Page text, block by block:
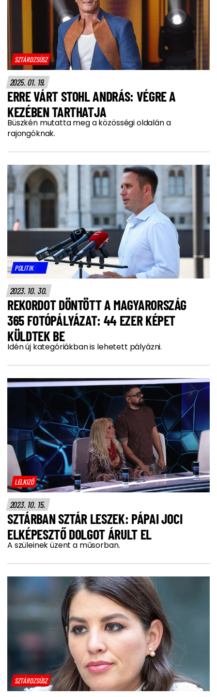
SZTÁRDZSÚSZ
2025. 01. 19.
ERRE VÁRT STOHL ANDRÁS: VÉGRE A
KEZÉBEN TARTHATJA
Büszkén mutatta meg a közösségi oldalán a
rajongóknak.
POLITIK
2023. 10. 30.
REKORDOT DÖNTÖTT A MAGYARORSZÁG
365 FOTÓPÁLYÁZAT: 44 EZER KÉPET
KÜLDTEK BE
Idén új kategóriákban is lehetett pályázni.
LELKIZŐ
2023. 10. 15.
SZTÁRBAN SZTÁR LESZEK: PÁPAI JOCI
ELKÉPESZTŐ DOLGOT ÁRULT EL
A szüleinek üzent a műsorban.
SZTÁRDZSÚSZ